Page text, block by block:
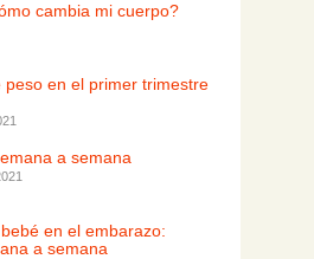
cambia mi cuerpo?
peso en el primer trimestre
a semana
en el embarazo:
a semana